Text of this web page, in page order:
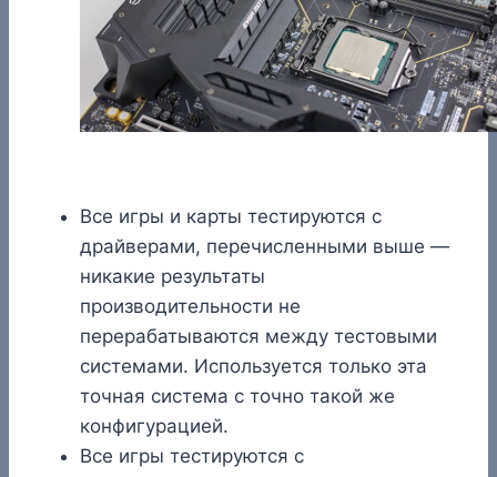
Все игры и карты тестируются с
драйверами, перечисленными выше —
никакие результаты
производительности не
перерабатываются между тестовыми
системами. Используется только эта
точная система с точно такой же
конфигурацией.
Все игры тестируются с